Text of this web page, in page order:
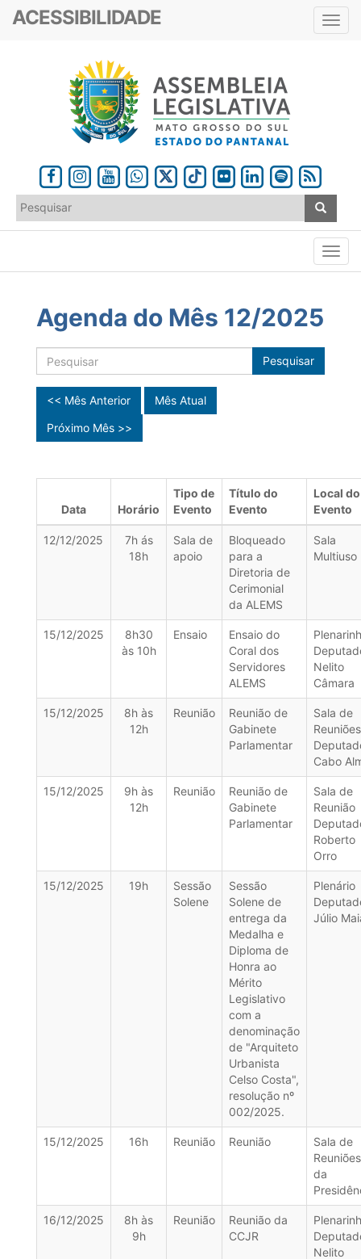
ACESSIBILIDADE
Agenda do Mês 12/2025
Pesquisar
<< Mês Anterior
Mês Atual
Próximo Mês >>
Data Horário
Tipo de
Evento
Título do
Evento
Local do
Evento
12/12/2025
7h ás
18h
Sala de
apoio
Bloqueado
para a
Diretoria de
Cerimonial
da ALEMS
Sala
Multiuso
15/12/2025
8h30
às 10h
Ensaio
Ensaio do
Coral dos
Servidores
ALEMS
Nelito
Câmara
15/12/2025
8h às
12h
Reunião
Reunião de
Gabinete
Parlamentar
Sala de
Reuniões
Cabo
15/12/2025
9h às
12h
Reunião
Reunião de
Gabinete
Parlamentar
Sala de
Reunião
Roberto
Orro
15/12/2025 19h
Sessão
Solene
Sessão
Solene de
entrega da
Medalha e
Diploma de
Honra ao
Mérito
Legislativo
com a
denominação
de "Arquiteto
Urbanista
Celso Costa",
resolução nº
002/2025.
Plenário
Júlio
15/12/2025 16h Reunião Reunião
Sala de
Reuniões
da
16/12/2025
8h às
9h
Reunião
Reunião da
CCJR
Nelito